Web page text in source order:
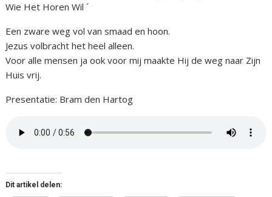
Wie Het Horen Wil ´
Een zware weg vol van smaad en hoon.
Jezus volbracht het heel alleen.
Voor alle mensen ja ook voor mij maakte Hij de weg naar Zijn
Huis vrij.
Presentatie: Bram den Hartog
Dit artikel delen: